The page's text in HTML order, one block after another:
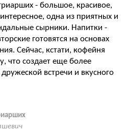
- большое, красивое,
одна из приятных и
сырники. Напитки -
готовятся на основах
Сейчас, кстати, кофейня
что создает еще более
встречи и вкусного